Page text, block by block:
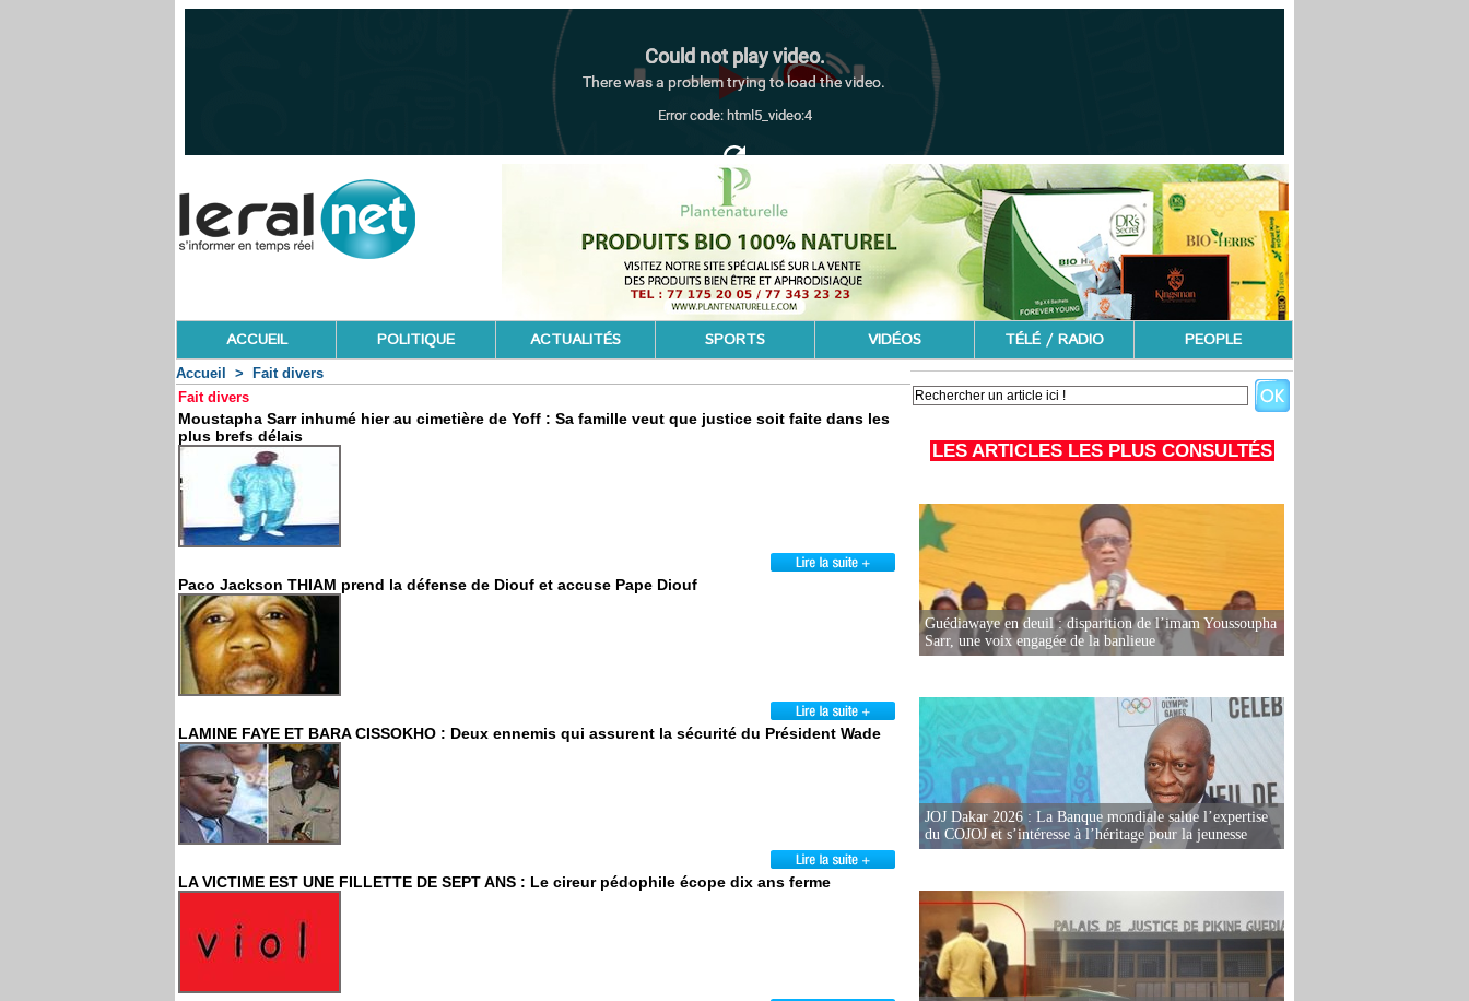
ACCUEIL POLITIQUE ACTUALITÉS SPORTS VIDÉOS TÉLÉ / RADIO PEOPLE
Accueil >
Fait divers
Fait divers
Moustapha Sarr inhumé hier au cimetière de Yoff : Sa famille veut que justice soit faite dans les
plus brefs délais
Paco Jackson THIAM prend la défense de Diouf et accuse Pape Diouf
LAMINE FAYE ET BARA CISSOKHO : Deux ennemis qui assurent la sécurité du Président Wade
LA VICTIME EST UNE FILLETTE DE SEPT ANS : Le cireur pédophile écope dix ans ferme
LES ARTICLES LES PLUS CONSULTÉS
Guédiawaye en deuil : disparition de l’imam Youssoupha
Sarr, une voix engagée de la banlieue
JOJ Dakar 2026 : La Banque mondiale salue l’expertise
du COJOJ et s’intéresse à l’héritage pour la jeunesse